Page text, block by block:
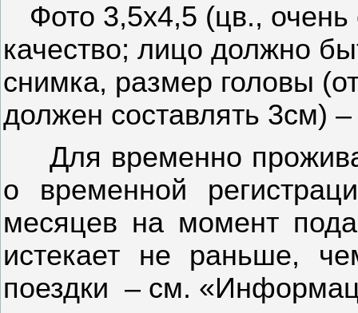
Фото 3,5х4,5 (цв.,
качество; лицо должно
снимка, размер головы
должен составлять 3см)
Для временно
о временной
месяцев на момент
истекает не раньше,
поездки – см.